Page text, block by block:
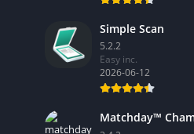
Simple Scan
5.2.2
Easy inc.
2026-06-12
Matchday™